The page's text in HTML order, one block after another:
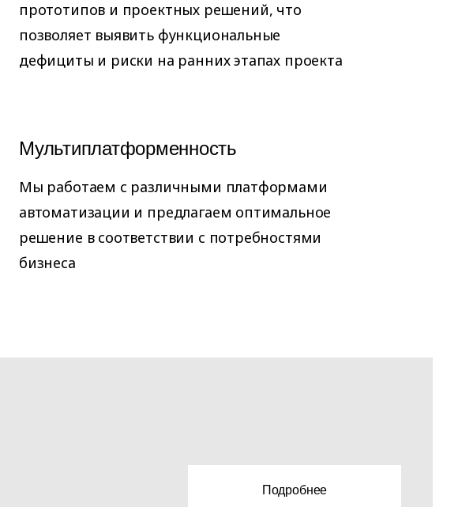
прототипов и проектных решений, что
позволяет выявить функциональные
дефициты и риски на ранних этапах проекта
Мультиплатформенность
Мы работаем с различными платформами
автоматизации и предлагаем оптимальное
решение в соответствии с потребностями
бизнеса
Подробнее